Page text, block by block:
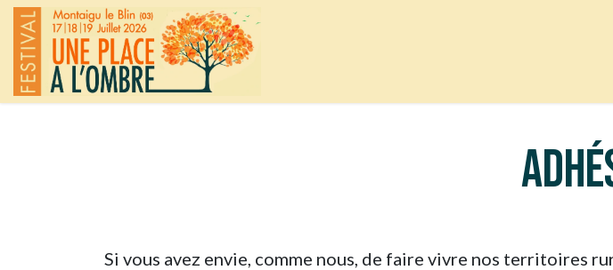
Se rendre au contenu
Si vous avez envie, comme nous, de faire vivre nos territoires